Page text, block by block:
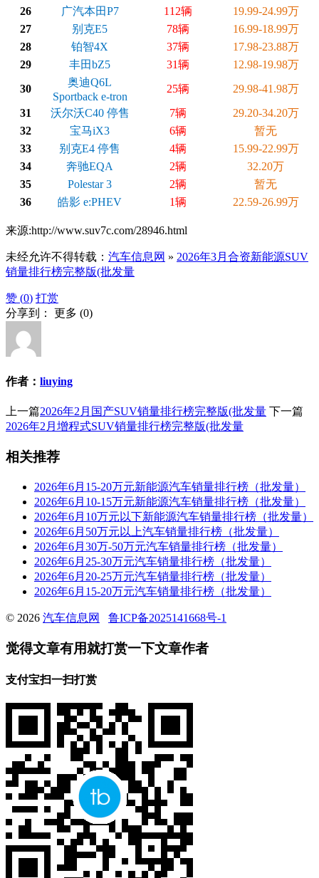
26
广汽本田P7 112辆
19.99-24.99万
27
别克E5 78辆
16.99-18.99万
28
铂智4X 37辆
17.98-23.88万
29
丰田bZ5 31辆
12.98-19.98万
30
奥迪Q6L
Sportback e-tron
25辆
29.98-41.98万
31
沃尔沃C40 停售 7辆
29.20-34.20万
32
宝马iX3 6辆
暂无
33
别克E4 停售 4辆
15.99-22.99万
34
奔驰EQA 2辆
32.20万
35
Polestar 3 2辆
暂无
36
皓影 e:PHEV 1辆 22.59-26.99万
来源:http://www.suv7c.com/28946.html
未经允许不得转载： 汽车信息网 » 2026年3月合资新能源SUV
销量排行榜完整版(批发量
赞 (0) 打赏
分享到： 更多 (0)
作者： liuying
上一篇2026年2月国产SUV销量排行榜完整版(批发量 下一篇
2026年2月增程式SUV销量排行榜完整版(批发量
相关推荐
2026年6月15-20万元新能源汽车销量排行榜（批发量）
2026年6月10-15万元新能源汽车销量排行榜（批发量）
2026年6月10万元以下新能源汽车销量排行榜（批发量）
2026年6月50万元以上汽车销量排行榜（批发量）
2026年6月30万-50万元汽车销量排行榜（批发量）
2026年6月25-30万元汽车销量排行榜（批发量）
2026年6月20-25万元汽车销量排行榜（批发量）
2026年6月15-20万元汽车销量排行榜（批发量）
© 2026 汽车信息网 鲁ICP备2025141668号-1
觉得文章有用就打赏一下文章作者
支付宝扫一扫打赏